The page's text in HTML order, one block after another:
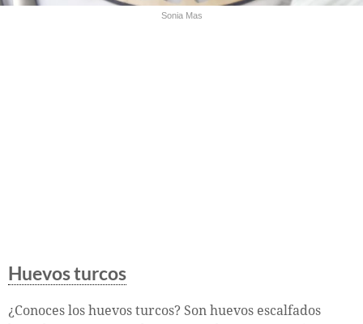
Sonia Mas
Huevos turcos
¿Conoces los huevos turcos? Son huevos escalfados